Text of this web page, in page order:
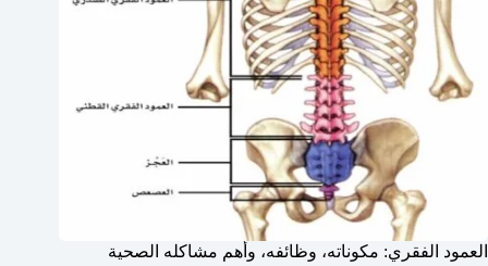
العمود الفقري: مكوناته، وظائفه، وأهم مشاكله الصحية